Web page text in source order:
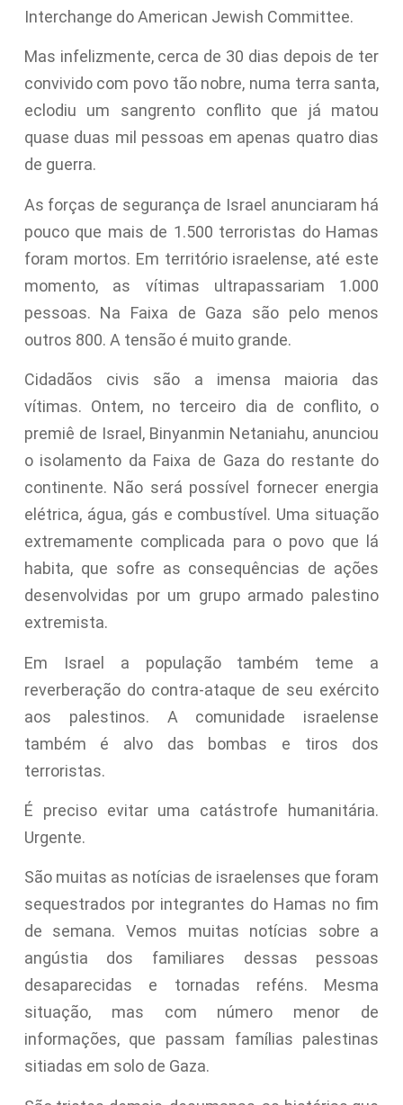
Interchange do American Jewish Committee.
Mas infelizmente, cerca de 30 dias depois de ter
convivido com povo tão nobre, numa terra santa,
eclodiu um sangrento conflito que já matou
quase duas mil pessoas em apenas quatro dias
de guerra.
As forças de segurança de Israel anunciaram há
pouco que mais de 1.500 terroristas do Hamas
foram mortos. Em território israelense, até este
momento, as vítimas ultrapassariam 1.000
pessoas. Na Faixa de Gaza são pelo menos
outros 800. A tensão é muito grande.
Cidadãos civis são a imensa maioria das
vítimas. Ontem, no terceiro dia de conflito, o
premiê de Israel, Binyanmin Netaniahu, anunciou
o isolamento da Faixa de Gaza do restante do
continente. Não será possível fornecer energia
elétrica, água, gás e combustível. Uma situação
extremamente complicada para o povo que lá
habita, que sofre as consequências de ações
desenvolvidas por um grupo armado palestino
extremista.
Em Israel a população também teme a
reverberação do contra-ataque de seu exército
aos palestinos. A comunidade israelense
também é alvo das bombas e tiros dos
terroristas.
É preciso evitar uma catástrofe humanitária.
Urgente.
São muitas as notícias de israelenses que foram
sequestrados por integrantes do Hamas no fim
de semana. Vemos muitas notícias sobre a
angústia dos familiares dessas pessoas
desaparecidas e tornadas reféns. Mesma
situação, mas com número menor de
informações, que passam famílias palestinas
sitiadas em solo de Gaza.